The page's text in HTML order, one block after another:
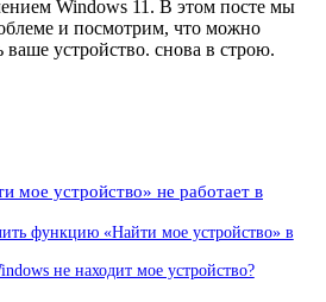
Windows 11. В этом посте мы
и посмотрим, что можно
ваше устройство. снова в строю.
мое устройство» не работает в
функцию «Найти мое устройство» в
не находит мое устройство?